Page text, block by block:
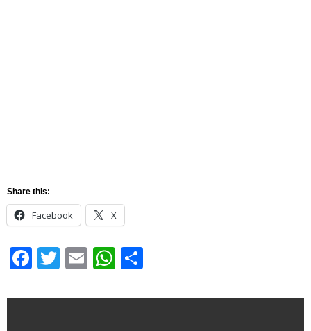
Share this:
Facebook X
Facebook
Twitter
EmailWhatsApp